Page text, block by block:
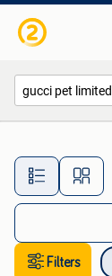
Filters